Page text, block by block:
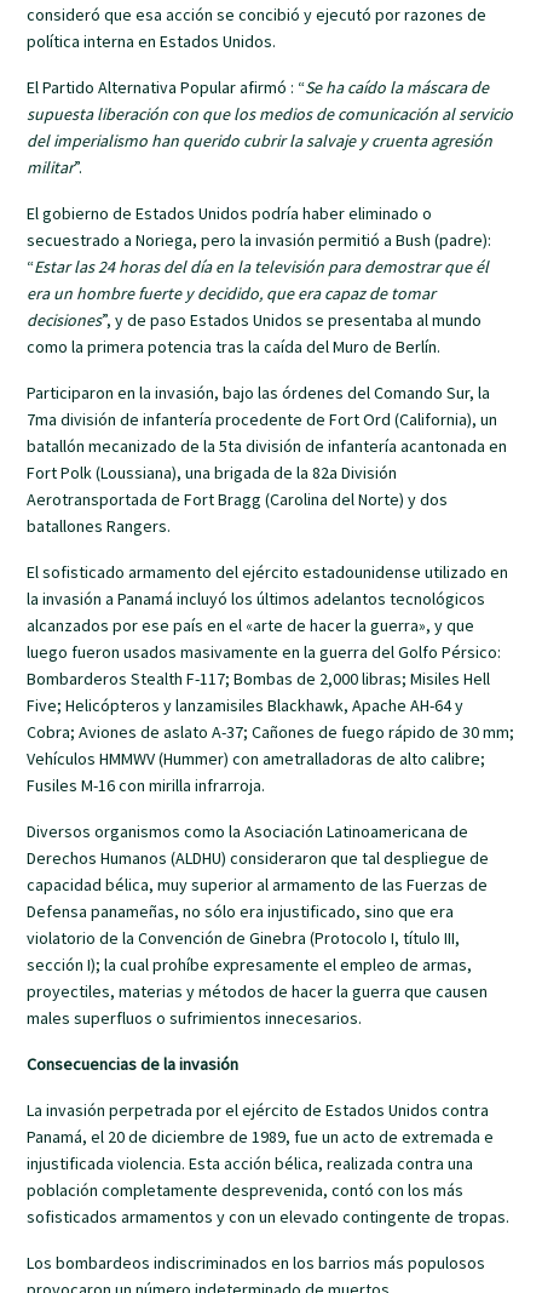
consideró que esa acción se concibió y ejecutó por razones de
política interna en Estados Unidos.
El Partido Alternativa Popular afirmó : “Se ha caído la máscara de
supuesta liberación con que los medios de comunicación al servicio
del imperialismo han querido cubrir la salvaje y cruenta agresión
militar”.
El gobierno de Estados Unidos podría haber eliminado o
secuestrado a Noriega, pero la invasión permitió a Bush (padre):
“Estar las 24 horas del día en la televisión para demostrar que él
era un hombre fuerte y decidido, que era capaz de tomar
decisiones”, y de paso Estados Unidos se presentaba al mundo
como la primera potencia tras la caída del Muro de Berlín.
Participaron en la invasión, bajo las órdenes del Comando Sur, la
7ma división de infantería procedente de Fort Ord (California), un
batallón mecanizado de la 5ta división de infantería acantonada en
Fort Polk (Loussiana), una brigada de la 82a División
Aerotransportada de Fort Bragg (Carolina del Norte) y dos
batallones Rangers.
El sofisticado armamento del ejército estadounidense utilizado en
la invasión a Panamá incluyó los últimos adelantos tecnológicos
alcanzados por ese país en el «arte de hacer la guerra», y que
luego fueron usados masivamente en la guerra del Golfo Pérsico:
Bombarderos Stealth F-117; Bombas de 2,000 libras; Misiles Hell
Five; Helicópteros y lanzamisiles Blackhawk, Apache AH-64 y
Cobra; Aviones de aslato A-37; Cañones de fuego rápido de 30 mm;
Vehículos HMMWV (Hummer) con ametralladoras de alto calibre;
Fusiles M-16 con mirilla infrarroja.
Diversos organismos como la Asociación Latinoamericana de
Derechos Humanos (ALDHU) consideraron que tal despliegue de
capacidad bélica, muy superior al armamento de las Fuerzas de
Defensa panameñas, no sólo era injustificado, sino que era
violatorio de la Convención de Ginebra (Protocolo I, título III,
sección I); la cual prohíbe expresamente el empleo de armas,
proyectiles, materias y métodos de hacer la guerra que causen
males superfluos o sufrimientos innecesarios.
Consecuencias de la invasión
La invasión perpetrada por el ejército de Estados Unidos contra
Panamá, el 20 de diciembre de 1989, fue un acto de extremada e
injustificada violencia. Esta acción bélica, realizada contra una
población completamente desprevenida, contó con los más
sofisticados armamentos y con un elevado contingente de tropas.
Los bombardeos indiscriminados en los barrios más populosos